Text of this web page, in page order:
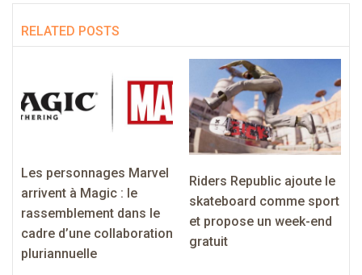
RELATED POSTS
Les personnages Marvel
arrivent à Magic : le
rassemblement dans le
cadre d’une collaboration
pluriannuelle
Riders Republic ajoute le
skateboard comme sport
et propose un week-end
gratuit